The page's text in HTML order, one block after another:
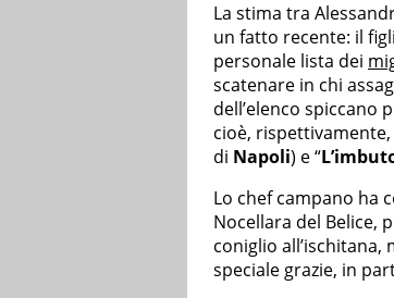
La stima tra
un fatto recente: il
personale lista dei
scatenare in chi
dell’elenco spiccano
cioè, rispettivamente,
di Napoli) e “
Lo chef campano ha
Nocellara del Belice,
coniglio
speciale grazie, in